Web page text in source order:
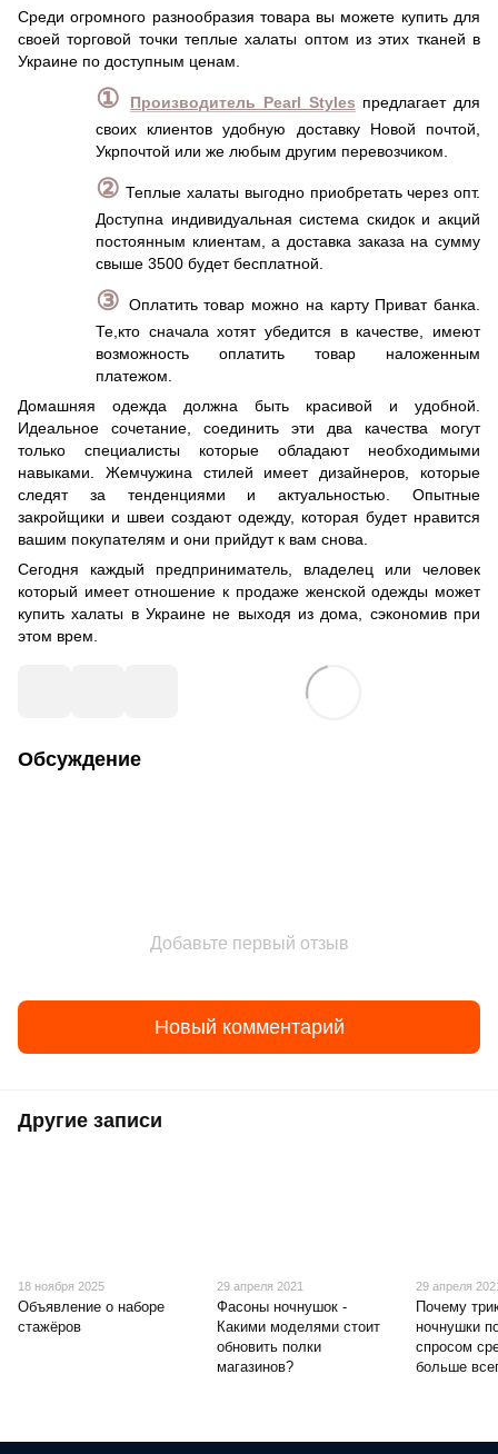
Среди огромного разнообразия товара вы можете купить для
своей торговой точки теплые халаты оптом из этих тканей в
Украине по доступным ценам.
① Производитель Pearl Styles предлагает для
своих клиентов удобную доставку Новой почтой,
Укрпочтой или же любым другим перевозчиком.
② Теплые халаты выгодно приобретать через опт.
Доступна индивидуальная система скидок и акций
постоянным клиентам, а доставка заказа на сумму
свыше 3500 будет бесплатной.
③ Оплатить товар можно на карту Приват банка.
Те,кто сначала хотят убедится в качестве, имеют
возможность оплатить товар наложенным
платежом.
Домашняя одежда должна быть красивой и удобной.
Идеальное сочетание, соединить эти два качества могут
только специалисты которые обладают необходимыми
навыками. Жемчужина стилей имеет дизайнеров, которые
следят за тенденциями и актуальностью. Опытные
закройщики и швеи создают одежду, которая будет нравится
вашим покупателям и они прийдут к вам снова.
Сегодня каждый предприниматель, владелец или человек
который имеет отношение к продаже женской одежды может
купить халаты в Украине не выходя из дома, сэкономив при
этом врем.
Обсуждение
Добавьте первый отзыв
Новый комментарий
Другие записи
18 ноября 2025
Объявление о наборе
стажёров
29 апреля 2021
Фасоны ночнушок -
Какими моделями стоит
обновить полки
магазинов?
29 апреля
Почему
ночнушки
спросом
больше